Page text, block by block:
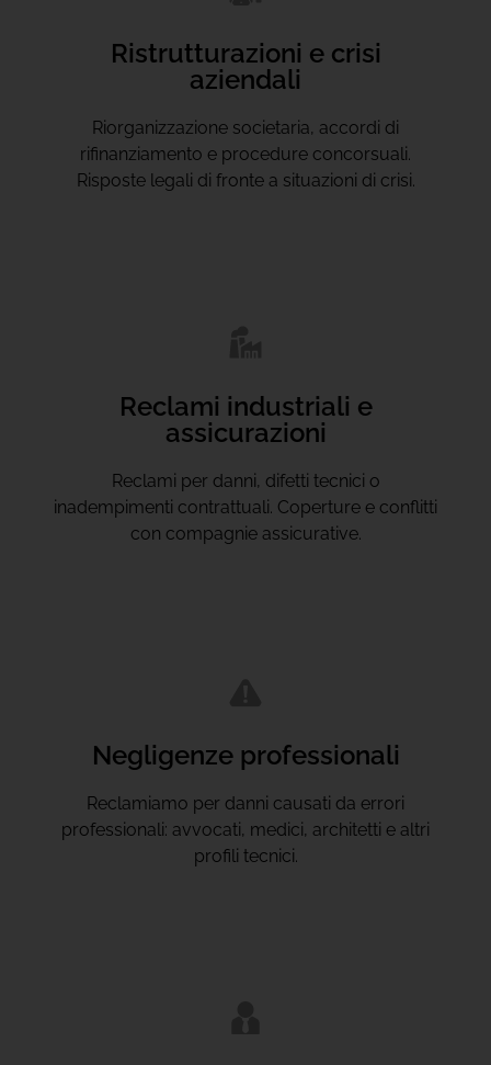
Ristrutturazioni e crisi
aziendali
Riorganizzazione societaria, accordi di
rifinanziamento e procedure concorsuali.
Risposte legali di fronte a situazioni di crisi.
Reclami industriali e
assicurazioni
Reclami per danni, difetti tecnici o
inadempimenti contrattuali. Coperture e conflitti
con compagnie assicurative.
Negligenze professionali
Reclamiamo per danni causati da errori
professionali: avvocati, medici, architetti e altri
profili tecnici.